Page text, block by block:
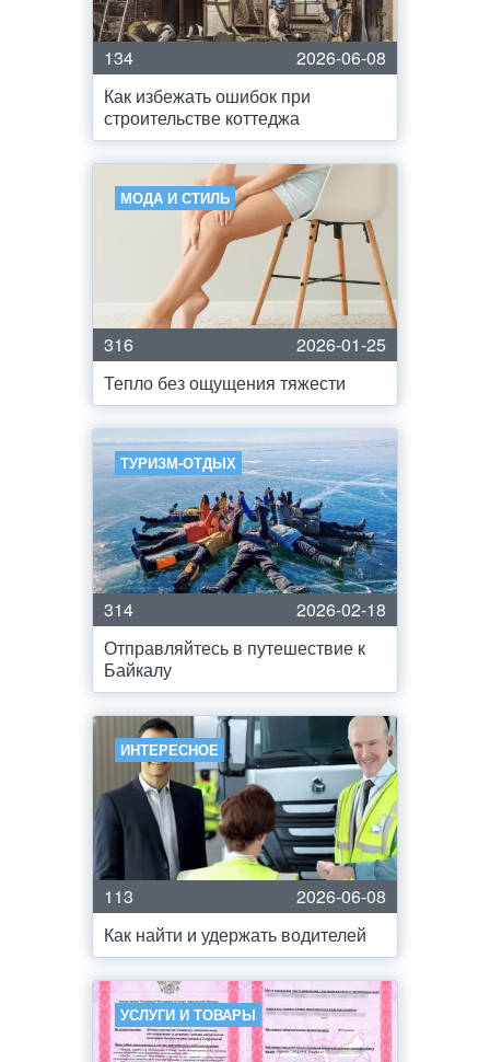
134
2026-06-08
Как избежать ошибок при
строительстве коттеджа
МОДА И СТИЛЬ
316
2026-01-25
Тепло без ощущения тяжести
ТУРИЗМ-ОТДЫХ
314
2026-02-18
Отправляйтесь в путешествие к
Байкалу
ИНТЕРЕСНОЕ
113
2026-06-08
Как найти и удержать водителей
УСЛУГИ И ТОВАРЫ